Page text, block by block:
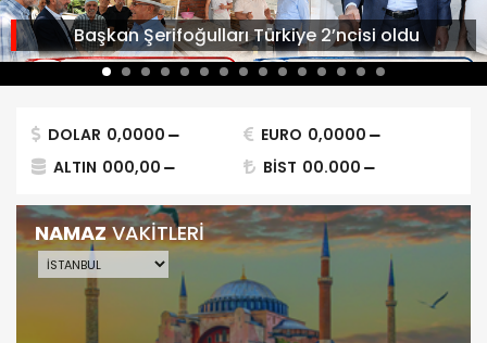
Başkan Şerifoğulları Türkiye 2’ncisi oldu
DOLAR 0,0000 EURO 0,0000
ALTIN 000,00 BİST 00.000
NAMAZVAKİTLERİ